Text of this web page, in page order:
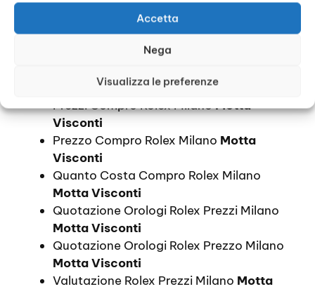
Accetta
Nega
Visualizza le preferenze
Motta Visconti
Informazioni Compro Rolex MilanoMotta
Visconti
Prezzi Compro Rolex MilanoMotta
Visconti
Prezzo Compro Rolex Milano Motta
Visconti
Quanto Costa Compro Rolex Milano
Motta Visconti
Quotazione Orologi Rolex Prezzi Milano
Motta Visconti
Quotazione Orologi Rolex Prezzo Milano
Motta Visconti
Valutazione Rolex Prezzi Milano Motta